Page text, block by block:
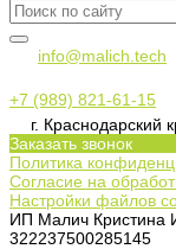
info@malich.tech
+7 (989) 821-61-15
г. Краснодарский
Заказать звонок
Политика
Согласие на
Настройки файлов
ИП Малич Кристина
322237500285145